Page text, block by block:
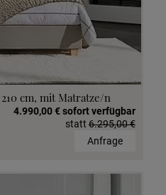
cm, mit Matratze/n
4.990,00 € sofort verfügbar
statt 6.295,00 €
Anfrage